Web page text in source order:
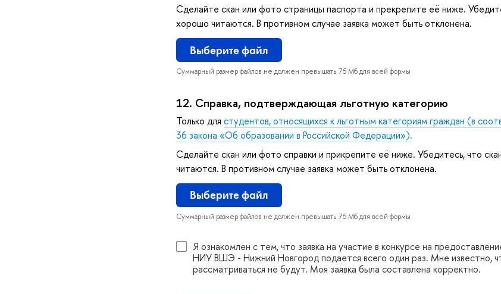
Сделайте скан или фото страницы паспорта и прекрепите её ниже.
хорошо читаются. В противном случае заявка может быть отклонена.
ыберите файл
Суммарный размер файлов не должен превышать 75 Мб для всей формы
12. Справка, подтверждающая льготную категорию
Только для студентов, относящихся к льготным категориям граждан (в
36 закона «Об образовании в Российской Федерации»).
Сделайте скан или фото справки и прикрепите её ниже. Убедитесь, что
читаются. В противном случае заявка может быть отклонена.
ыберите файл
Суммарный размер файлов не должен превышать 75 Мб для всей формы
Я ознакомлен с тем, что заявка на участие в конкурсе на
НИУ ВШЭ - Нижний Новгород подается всего один раз. Мне известно,
рассматриваться не будут. Моя заявка была составлена корректно.